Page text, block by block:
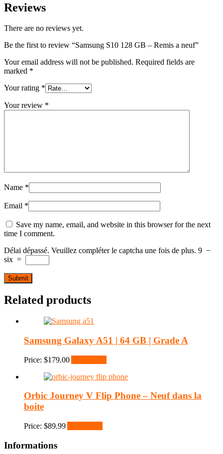
Reviews
There are no reviews yet.
Be the first to review “Samsung S10 128 GB – Remis a neuf”
Your email address will not be published. Required fields are
marked *
Your rating *
Your review *
Name *
Email *
Save my name, email, and website in this browser for the next
time I comment.
Délai dépassé. Veuillez compléter le captcha une fois de plus. 9 −
six =
Related products
Samsung Galaxy A51 | 64 GB | Grade A
Price: $179.00
Orbic Journey V Flip Phone – Neuf dans la
boite
Price: $89.99
Informations